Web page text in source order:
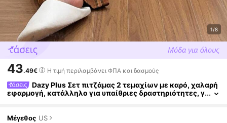
1/8
43.49€ Η τιμή περιλαμβάνει ΦΠΑ και δασμούς
Dazy Plus Σετ πιτζάμας 2 τεμαχίων με καρό, χαλαρή
εφαρμογή, κατάλληλο για υπαίθριες δραστηριότητες, γ
Μέγεθος US